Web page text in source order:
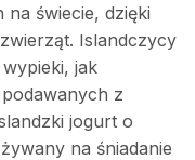
świecie, dzięki
Islandczycy
jak
z
jogurt o
na śniadanie